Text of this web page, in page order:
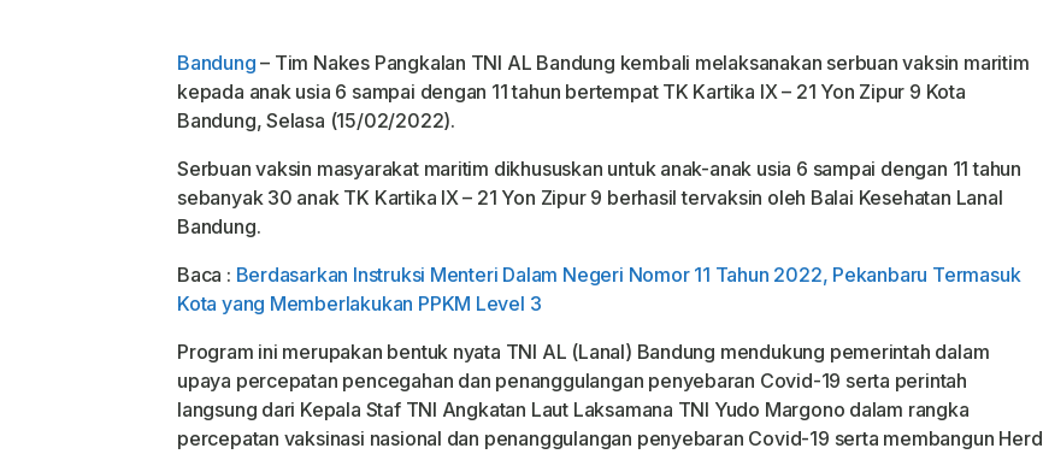
Bandung – Tim Nakes Pangkalan TNI AL Bandung kembali melaksanakan serbuan vaksin maritim
kepada anak usia 6 sampai dengan 11 tahun bertempat TK Kartika IX – 21 Yon Zipur 9 Kota
Bandung, Selasa (15/02/2022).
Serbuan vaksin masyarakat maritim dikhususkan untuk anak-anak usia 6 sampai dengan 11 tahun
sebanyak 30 anak TK Kartika IX – 21 Yon Zipur 9 berhasil tervaksin oleh Balai Kesehatan Lanal
Bandung.
Baca : Berdasarkan Instruksi Menteri Dalam Negeri Nomor 11 Tahun 2022, Pekanbaru Termasuk
Kota yang Memberlakukan PPKM Level 3
Program ini merupakan bentuk nyata TNI AL (Lanal) Bandung mendukung pemerintah dalam
upaya percepatan pencegahan dan penanggulangan penyebaran Covid-19 serta perintah
langsung dari Kepala Staf TNI Angkatan Laut Laksamana TNI Yudo Margono dalam rangka
percepatan vaksinasi nasional dan penanggulangan penyebaran Covid-19 serta membangun Herd